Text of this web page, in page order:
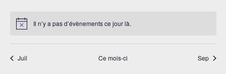
Notice Il n’y a pas d’évènements ce jour là.
Juil Ce mois-ci Sep